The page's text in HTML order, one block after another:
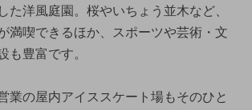
た洋風庭園。桜やいちょう並木など、
満喫できるほか、スポーツや芸術・文
も豊富です。
業の屋内アイススケート場もそのひと